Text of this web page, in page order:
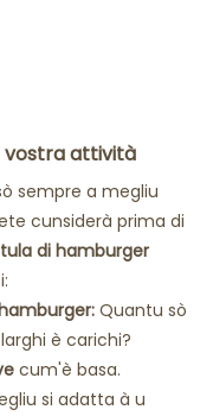
vostra attività
sempre a megliu
cunsiderà prima di
di hamburger
Quantu sò
è carichi?
cum'è basa.
si adatta à u